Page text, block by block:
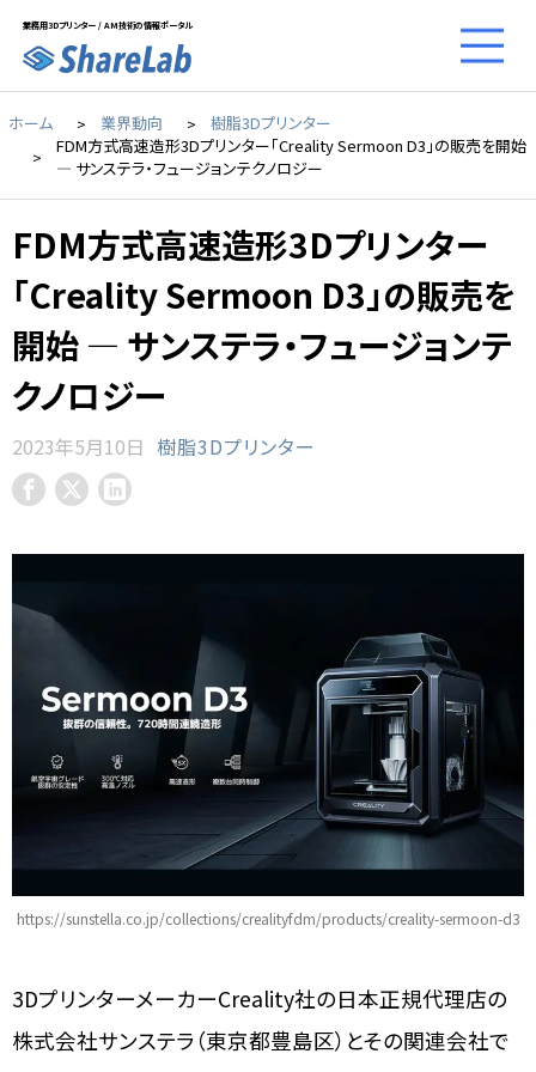
業務用3Dプリンター / AM技術の情報ポータル
ホーム 業界動向
樹脂3Dプリンター
FDM方式高速造形3Dプリンター「Creality Sermoon D3」の販売を開始
― サンステラ・フュージョンテクノロジー
FDM方式高速造形3Dプリンター
「Creality Sermoon D3」の販売を
開始 ― サンステラ・フュージョンテ
クノロジー
2023年5月10日 樹脂3Dプリンター
https://sunstella.co.jp/collections/crealityfdm/products/creality-sermoon-d3
3DプリンターメーカーCreality社の日本正規代理店の
株式会社サンステラ（東京都豊島区）とその関連会社で